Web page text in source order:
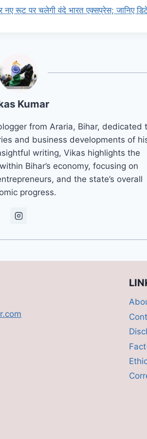
रूट पर चलेगी वंदे भारत एक्सप्रेस; जानिए
Kumar
from Araria, Bihar, dedicated
and business developments of
writing, Vikas highlights the
Bihar’s economy, focusing on
and the state’s overall
progress.